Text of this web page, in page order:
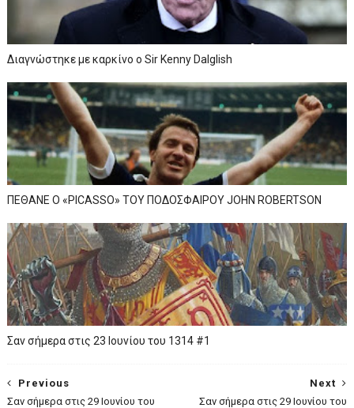
Διαγνώστηκε με καρκίνο ο Sir Kenny Dalglish
ΠΕΘΑΝΕ Ο «PICASSO» TOY ΠΟΔΟΣΦΑΙΡΟΥ JOHN ROBERTSON
Σαν σήμερα στις 23 Ιουνίου του 1314 #1
Next
Σαν σήμερα στις 29 Ιουνίου του
Previous
Σαν σήμερα στις 29 Ιουνίου του